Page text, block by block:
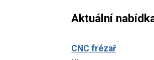
Aktuální
CNC frézař